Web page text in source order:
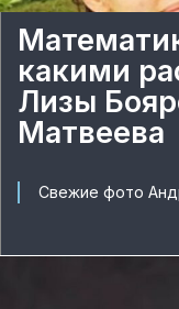
какими
Лизы
Матвеева
Свежие фото